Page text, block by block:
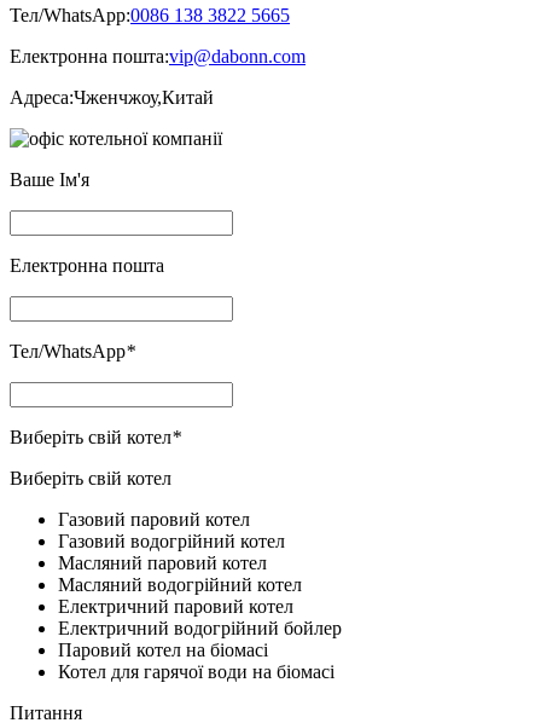
Тел/WhatsApp:0086 138 3822 5665
Електронна пошта:vip@dabonn.com
Адреса:Чженчжоу,Китай
Ваше Ім'я
Електронна пошта
Тел/WhatsApp*
Виберіть свій котел*
Виберіть свій котел
Газовий паровий котел
Газовий водогрійний котел
Масляний паровий котел
Масляний водогрійний котел
Електричний паровий котел
Електричний водогрійний бойлер
Паровий котел на біомасі
Котел для гарячої води на біомасі
Питання